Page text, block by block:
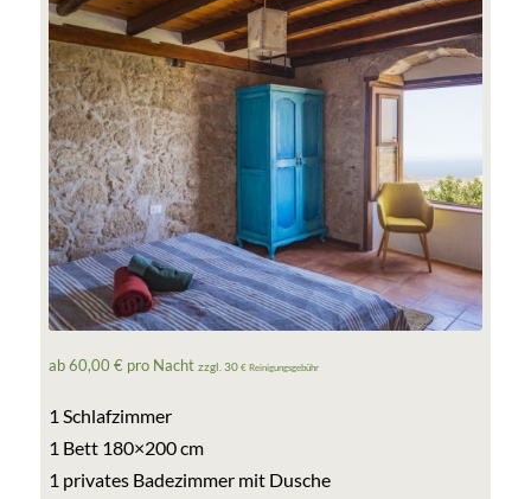
ab 60,00 € pro Nachtzzgl. 30€ Reinigungsgebühr
1 Schlafzimmer
1 Bett 180×200 cm
1 privates Badezimmer mit Dusche